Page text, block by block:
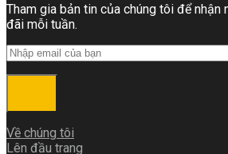
Tham gia bản tin của chúng tôi để nhận
đãi mỗi tuần.
Về chúng tôi
Lên đầu trang